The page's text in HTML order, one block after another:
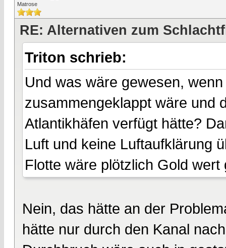
Matrose
RE: Alternativen zum
Triton schrieb:
Und was wäre gewesen,
zusammengeklappt wäre und
Atlantikhäfen verfügt hätte?
Luft und keine Luftaufklärung
Flotte wäre plötzlich Gold wert
Nein, das hätte an der
hätte nur durch den Kanal